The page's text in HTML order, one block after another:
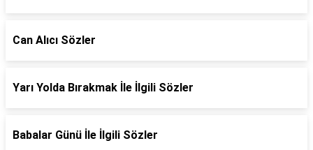
Can Alıcı Sözler
Yarı Yolda Bırakmak İle İlgili Sözler
Babalar Günü İle İlgili Sözler